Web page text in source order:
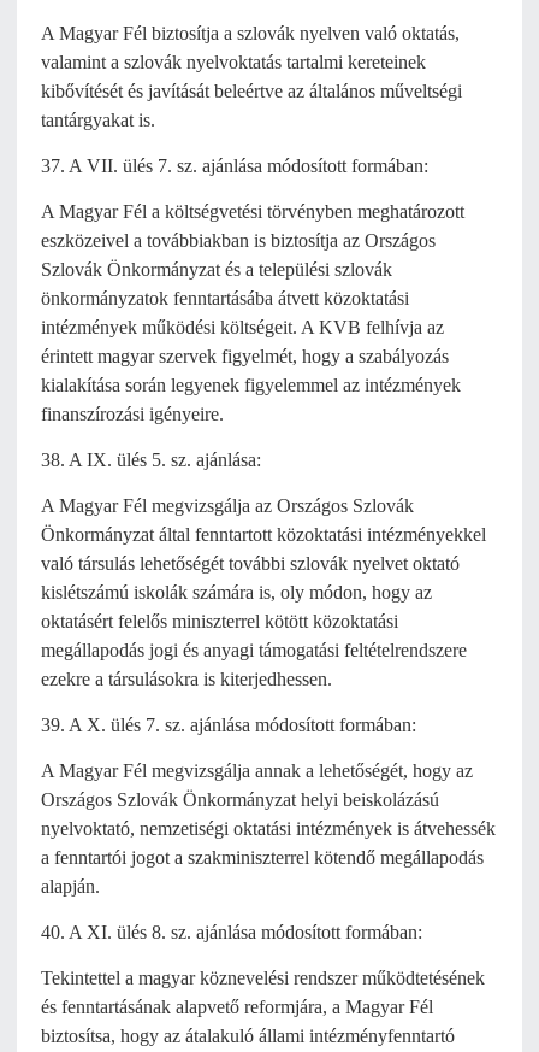
A Magyar Fél biztosítja a szlovák nyelven való oktatás,
valamint a szlovák nyelvoktatás tartalmi kereteinek
kibővítését és javítását beleértve az általános műveltségi
tantárgyakat is.
37. A VII. ülés 7. sz. ajánlása módosított formában:
A Magyar Fél a költségvetési törvényben meghatározott
eszközeivel a továbbiakban is biztosítja az Országos
Szlovák Önkormányzat és a települési szlovák
önkormányzatok fenntartásába átvett közoktatási
intézmények működési költségeit. A KVB felhívja az
érintett magyar szervek figyelmét, hogy a szabályozás
kialakítása során legyenek figyelemmel az intézmények
finanszírozási igényeire.
38. A IX. ülés 5. sz. ajánlása:
A Magyar Fél megvizsgálja az Országos Szlovák
Önkormányzat által fenntartott közoktatási intézményekkel
való társulás lehetőségét további szlovák nyelvet oktató
kislétszámú iskolák számára is, oly módon, hogy az
oktatásért felelős miniszterrel kötött közoktatási
megállapodás jogi és anyagi támogatási feltételrendszere
ezekre a társulásokra is kiterjedhessen.
39. A X. ülés 7. sz. ajánlása módosított formában:
A Magyar Fél megvizsgálja annak a lehetőségét, hogy az
Országos Szlovák Önkormányzat helyi beiskolázású
nyelvoktató, nemzetiségi oktatási intézmények is átvehessék
a fenntartói jogot a szakminiszterrel kötendő megállapodás
alapján.
40. A XI. ülés 8. sz. ajánlása módosított formában:
Tekintettel a magyar köznevelési rendszer működtetésének
és fenntartásának alapvető reformjára, a Magyar Fél
biztosítsa, hogy az átalakuló állami intézményfenntartó